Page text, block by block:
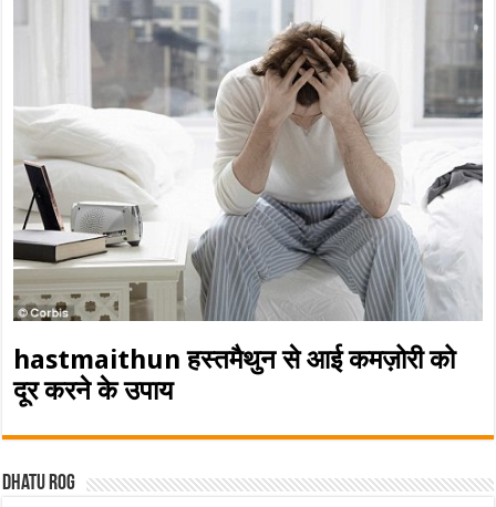
hastmaithun हस्तमैथुन से आई कमज़ोरी को
दूर करने के उपाय
Dhatu rog